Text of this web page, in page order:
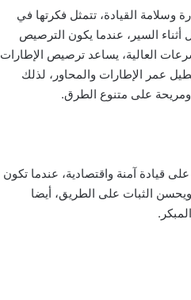
القيادة، تتمثل فكرتها في
أثناء السير، عندما يكون الترصيص
العالية، يساعد ترصيص الإطارات
عمر الإطارات والمحاور، لذلك
ومريحة على متنوع الطرق.
آمنة واقتصادية، عندما تكون
الثبات على الطريق، أيضا